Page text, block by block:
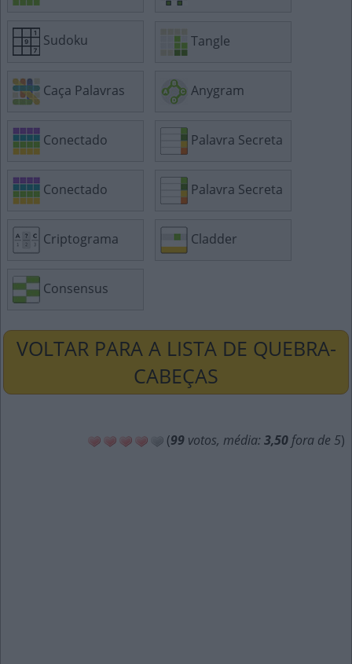
Sudoku Tangle
Caça Palavras Anygram
Conectado Palavra Secreta
Conectado Palavra Secreta
Criptograma Cladder
Consensus
VOLTAR PARA A LISTA DE QUEBRA-
CABEÇAS
(99 votos, média: 3,50 fora de 5)